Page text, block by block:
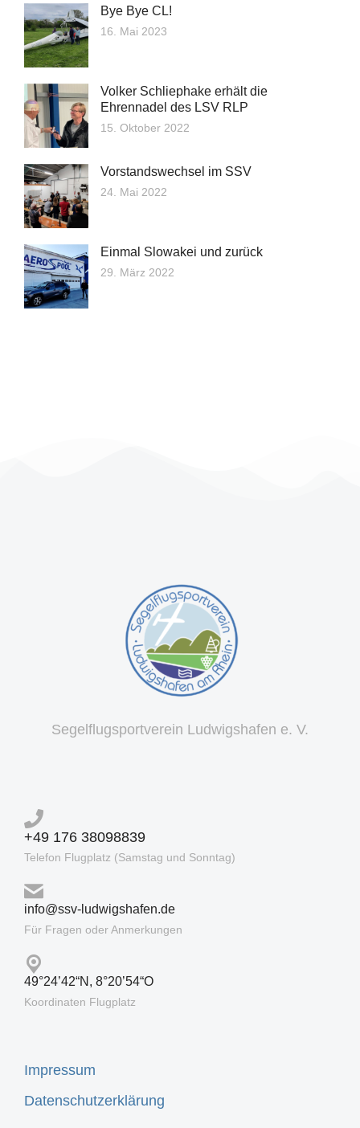
Bye Bye CL!
16. Mai 2023
Volker Schliephake erhält die
Ehrennadel des LSV RLP
15. Oktober 2022
Vorstandswechsel im SSV
24. Mai 2022
Einmal Slowakei und zurück
29. März 2022
Segelflugsportverein Ludwigshafen e. V.
+49 176 38098839
Telefon Flugplatz (Samstag und Sonntag)
info@ssv-ludwigshafen.de
Für Fragen oder Anmerkungen
49°24’42“N, 8°20’54“O
Koordinaten Flugplatz
Impressum
Datenschutzerklärung